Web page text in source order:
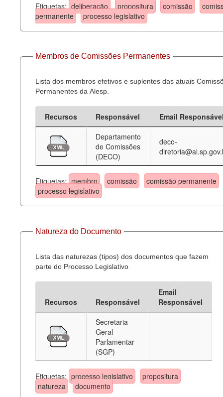
Etiquetas: deliberação propositura comissão
permanente
processo legislativo
Membros de Comissões Permanentes
Lista dos membros efetivos e suplentes das atuais
Permanentes da Alesp.
Recursos Responsável
Email
Departamento
de Comissões
(DECO)
deco-
Etiquetas: membro comissão
comissão permanente
processo legislativo
Natureza do Documento
Lista das naturezas (tipos) dos documentos que fazem
parte do Processo Legislativo
Recursos Responsável
Email
Responsável
Secretaria
Geral
Parlamentar
(SGP)
Etiquetas: processo legislativo
propositura
natureza
documento